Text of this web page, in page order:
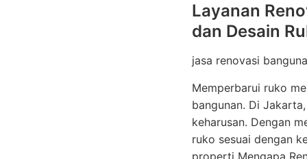
Layanan
dan Desain
jasa renovasi
Memperbarui ruko
bangunan. Di
keharusan. Dengan
ruko sesuai dengan
properti Mengapa